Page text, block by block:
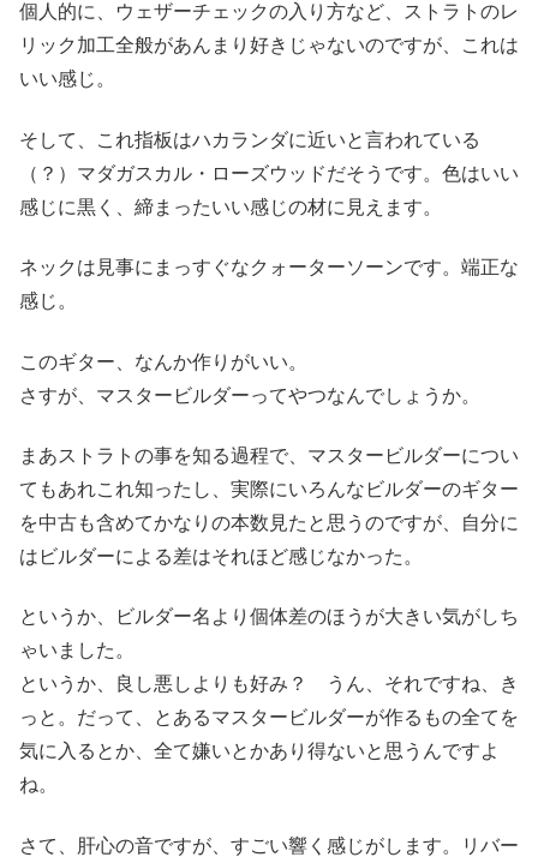
個人的に、ウェザーチェックの入り方など、ストラトのレ
リック加工全般があんまり好きじゃないのですが、これは
いい感じ。
そして、これ指板はハカランダに近いと言われている
（？）マダガスカル・ローズウッドだそうです。色はいい
感じに黒く、締まったいい感じの材に見えます。
ネックは見事にまっすぐなクォーターソーンです。端正な
感じ。
このギター、なんか作りがいい。
さすが、マスタービルダーってやつなんでしょうか。
まあストラトの事を知る過程で、マスタービルダーについ
てもあれこれ知ったし、実際にいろんなビルダーのギター
を中古も含めてかなりの本数見たと思うのですが、自分に
はビルダーによる差はそれほど感じなかった。
というか、ビルダー名より個体差のほうが大きい気がしち
ゃいました。
というか、良し悪しよりも好み？ うん、それですね、き
っと。だって、とあるマスタービルダーが作るもの全てを
気に入るとか、全て嫌いとかあり得ないと思うんですよ
ね。
さて、肝心の音ですが、すごい響く感じがします。リバー